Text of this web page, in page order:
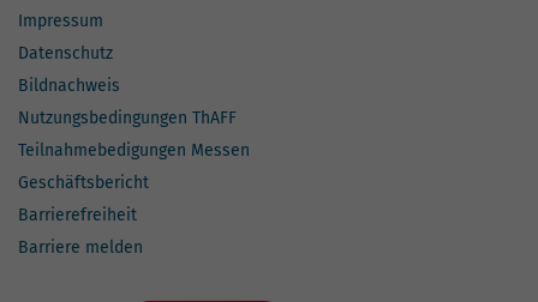
Impressum
Datenschutz
Bildnachweis
Nutzungsbedingungen ThAFF
Teilnahmebedigungen Messen
Geschäftsbericht
Barrierefreiheit
Barriere melden